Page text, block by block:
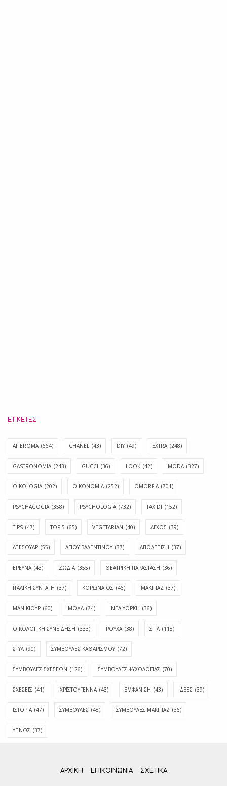
ΕΤΙΚΈΤΕΣ
AFIEROMA (664) CHANEL (43) DIY (49) EXTRA (248)
GASTRONOMIA (243) GUCCI (36) LOOK (42) MODA (327)
OIKOLOGIA (202) OIKONOMIA (252) OMORFIA (701)
PSYCHAGOGIA (358) PSYCHOLOGIA (732) TAXIDI (152)
TIPS (47) TOP 5 (65) VEGETARIAN (40) ΑΓΧΟΣ (39)
ΑΞΕΣΟΥΑΡ (55) ΑΓΊΟΥ ΒΑΛΕΝΤΊΝΟΥ (37) ΑΠΟΛΈΠΙΣΗ (37)
ΕΡΕΥΝΑ (43) ΖΩΔΙΑ (355) ΘΕΑΤΡΙΚΗ ΠΑΡΑΣΤΑΣΗ (36)
ΙΤΑΛΙΚΗ ΣΥΝΤΑΓΗ (37) ΚΟΡΩΝΑΪΟΣ (46) ΜΑΚΙΓΙΑΖ (37)
ΜΑΝΙΚΙΟΥΡ (60) ΜΟΔΑ (74) ΝΕΑ ΥΟΡΚΗ (36)
ΟΙΚΟΛΟΓΙΚΗ ΣΥΝΕΙΔΗΣΗ (333) ΡΟΥΧΑ (38) ΣΤΙΛ (118)
ΣΤΥΛ (90) ΣΥΜΒΟΥΛΕΣ ΚΑΘΑΡΙΣΜΟΥ (72)
ΣΥΜΒΟΥΛΕΣ ΣΧΕΣΕΩΝ (126) ΣΥΜΒΟΥΛΕΣ ΨΥΧΟΛΟΓΙΑΣ (70)
ΣΧΕΣΕΙΣ (41) ΧΡΙΣΤΟΥΓΕΝΝΑ (43) ΕΜΦΆΝΙΣΗ (43) ΙΔΈΕΣ (39)
ΙΣΤΟΡΊΑ (47) ΣΥΜΒΟΥΛΈΣ (48) ΣΥΜΒΟΥΛΈΣ ΜΑΚΙΓΙΆΖ (36)
ΎΠΝΟΣ (37)
ΑΡΧΙΚΗ ΕΠΙΚΟΙΝΩΝΊΑ ΣΧΕΤΙΚΆ